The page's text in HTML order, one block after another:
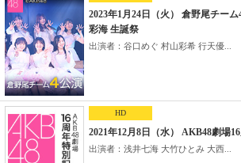
2023年1月24日（火） 倉野尾チー
彩海 生誕祭
出演者：谷口めぐ 村山彩希 行天優...
HD
2021年12月8日（水） AKB48劇場
出演者：浅井七海 大竹ひとみ 大西...